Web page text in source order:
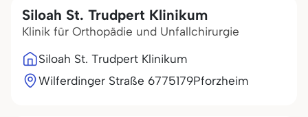
Siloah St. Trudpert Klinikum
Klinik für Orthopädie und Unfallchirurgie
Siloah St. Trudpert Klinikum
Wilferdinger Straße 6775179Pforzheim